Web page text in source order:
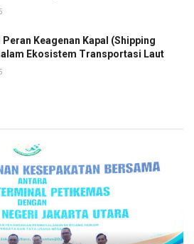
Peran Keagenan Kapal (Shipping
Ekosistem Transportasi Laut